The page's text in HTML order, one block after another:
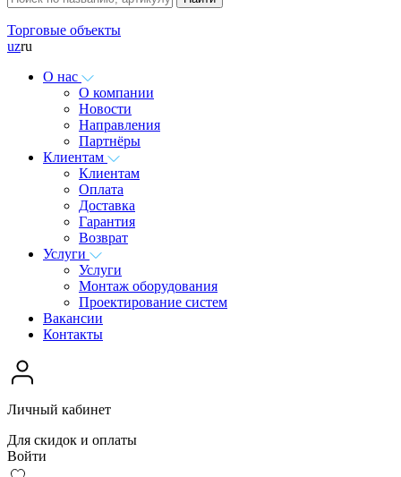
Торговые объекты
uzru
О нас
О компании
Новости
Направления
Партнёры
Клиентам
Клиентам
Оплата
Доставка
Гарантия
Возврат
Услуги
Услуги
Монтаж оборудования
Проектирование систем
Вакансии
Контакты
Личный кабинет
Для скидок и оплаты
Войти